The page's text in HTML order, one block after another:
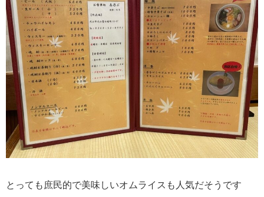
とっても庶民的で美味しいオムライスも人気だそうです